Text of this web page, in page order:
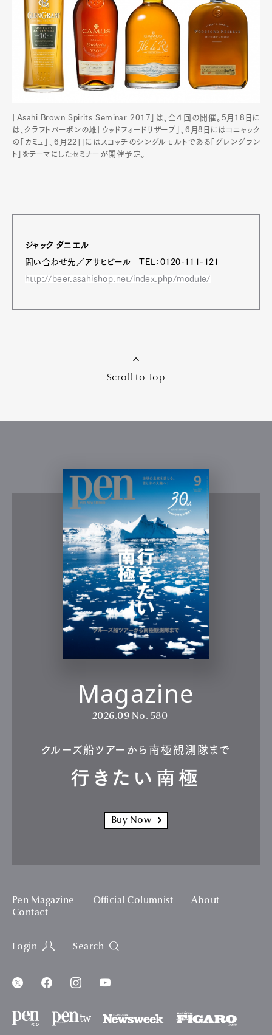
「Asahi Brown Spirits Seminar 2017」は、全４回の開催。5月18日に
は、クラフトバーボンの雄「ウッドフォードリザーブ」、6月8日にはコニャック
の「カミュ」、6月22日にはスコッチのシングルモルトである「グレングラン
ト」をテーマにしたセミナーが開催予定。
ジャック ダニエル
問い合わせ先／アサヒビール TEL：0120-111-121
http://beer.asahishop.net/index.php/module/
Scroll to Top
Magazine
2026.09 No. 580
クルーズ船ツアーから南極観測隊まで
行きたい南極
Buy Now
Pen Magazine Official Columnist
About
Contact
Login Search